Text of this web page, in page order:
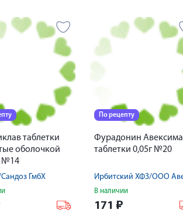
таблетки
оболочкой
№14
ГмбХ
По рецепту
Фурадонин Авексима
таблетки 0,05г №20
В наличии
171 ₽